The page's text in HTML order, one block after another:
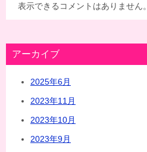
表示できるコメントはありません。
アーカイブ
2025年6月
2023年11月
2023年10月
2023年9月